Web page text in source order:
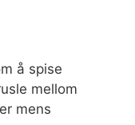
å spise
mellom
mens